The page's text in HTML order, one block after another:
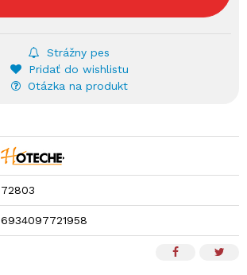
Strážny pes
Pridať do wishlistu
Otázka na produkt
72803
6934097721958